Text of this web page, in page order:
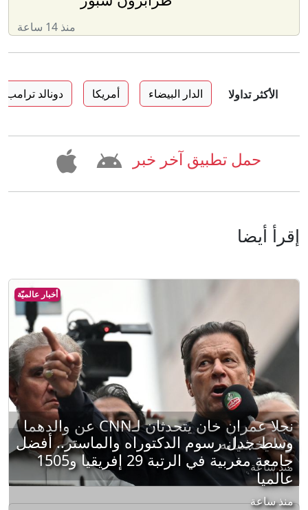
منذ 14 ساعة
الأكثر تداولا الدار البيضاء أمريكا دونالد ترامب
حمل تطبيق آخر خبر
إقرأ أيضا
أخبار عالميّة
نجلا عمران خان يتحدثان لـCNN عن والدهما
وما يخشيانه
منذ ساعة
وسط جدل رسوم الدكتوراه والماستر.. أفضل
جامعة مغربية في الرتبة 29 إفريقيا و1505
عالميا
منذ ساعة